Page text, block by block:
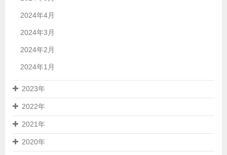
2024年4月
2024年3月
2024年2月
2024年1月
2023年
2022年
2021年
2020年